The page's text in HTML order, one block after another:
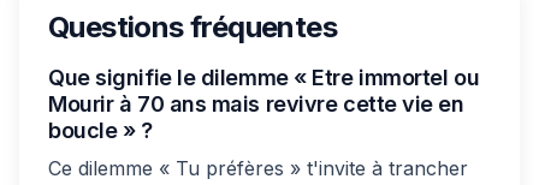
Questions fréquentes
Que signifie le dilemme « Etre immortel ou
Mourir à 70 ans mais revivre cette vie en
boucle » ?
Ce dilemme « Tu préfères » t'invite à trancher